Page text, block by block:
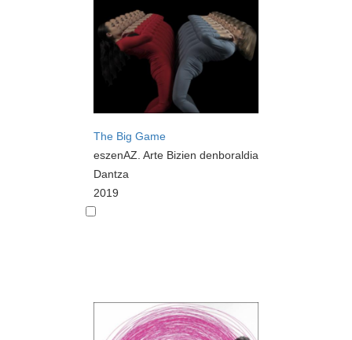
The Big Game
eszenAZ. Arte Bizien denboraldia
Dantza
2019